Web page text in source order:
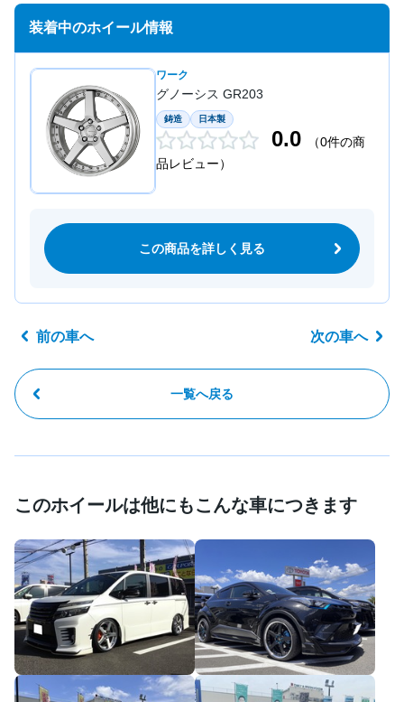
装着中のホイール情報
ワーク
グノーシス GR203
鋳造 日本製
0.0
（0件の商
品レビュー）
この商品を詳しく見る
前の車へ
一覧へ戻る
次の車へ
このホイールは他にもこんな車につきます